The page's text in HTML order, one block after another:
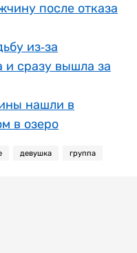
после отказа
из-за
и сразу вышла за
нашли в
в озеро
девушка группа